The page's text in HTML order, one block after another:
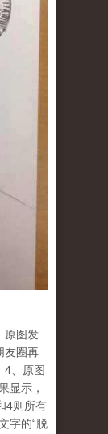
原图发
友圈再
4、原图
显示，
4则所有
字的“脱